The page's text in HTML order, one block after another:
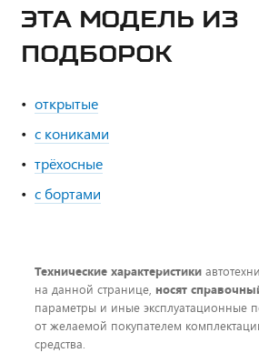
ЭТА МОДЕЛЬ ИЗ
ПОДБОРОК
открытые
с кониками
трёхосные
с бортами
Технические характеристики
на данной странице, носят
параметры и иные эксплуатационные
от желаемой покупателем
средства.